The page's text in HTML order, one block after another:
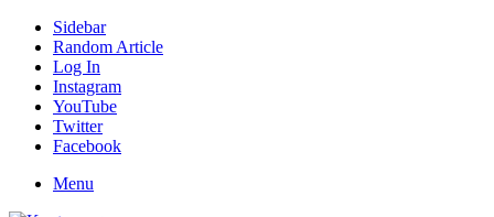
Sidebar
Random Article
Log In
Instagram
YouTube
Twitter
Facebook
Menu